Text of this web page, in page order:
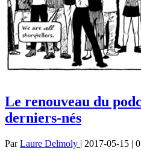
Le renouveau du
derniers-nés
ParLaure Delmoly | 2017-05-15 | 0